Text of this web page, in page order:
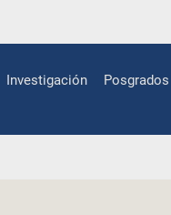
Investigación Posgrados